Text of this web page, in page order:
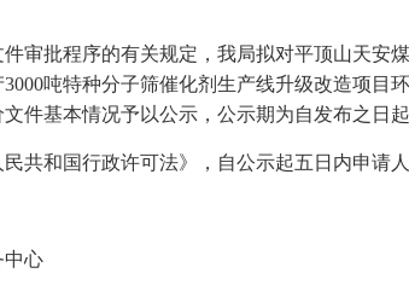
审批程序的有关规定，我局拟对平顶山天安
吨特种分子筛催化剂生产线升级改造项目
件基本情况予以公示，公示期为自发布之日起
共和国行政许可法》，自公示起五日内申请
中心